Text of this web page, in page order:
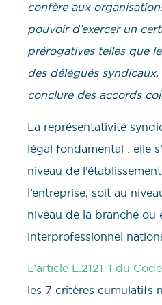
confère aux
pouvoir d’exercer un
prérogatives telles que
des délégués
conclure des accords
La représentativité
légal fondamental : elle
niveau de
l’entreprise, soit au
niveau de la branche ou
interprofessionnel
L’article L.2121-1 du
les 7 critères cumulatifs